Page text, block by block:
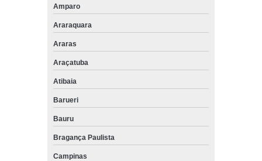
Amparo
Araraquara
Araras
Araçatuba
Atibaia
Barueri
Bauru
Bragança Paulista
Campinas